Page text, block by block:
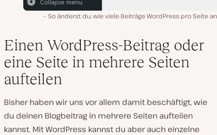
So änderst du, wie viele Beiträge WordPress pro Seite
Einen WordPress-Beitrag oder
eine Seite in mehrere Seiten
aufteilen
Bisher haben wir uns vor allem damit beschäftigt, wie
du deinen Blogbeitrag in mehrere Seiten aufteilen
kannst. Mit WordPress kannst du aber auch einzelne